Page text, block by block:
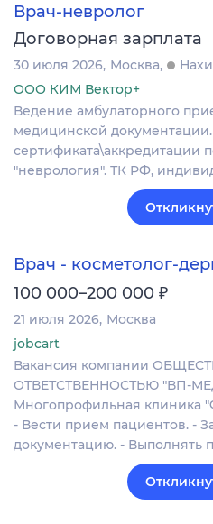
Врач-невролог
Договорная зарплата
30 июля 2026 Москва
ООО КИМ Вектор+
Ведение амбулаторного
медицинской
сертификата\аккредитации
"неврология". ТК РФ,
Врач - косметолог-
100 000–200 000 ₽
21 июля 2026 Москва
jobcart
Вакансия компании
ОТВЕТСТВЕННОСТЬЮ "ВП-
Многопрофильная клиника
- Вести прием пациентов. -
документацию. - Выполнять